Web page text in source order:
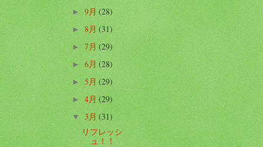
► 9月(28)
►8月(31)
►7月(29)
►6月(28)
►5月(29)
►4月(29)
▼3月(31)
リフレッシ
ュ！！